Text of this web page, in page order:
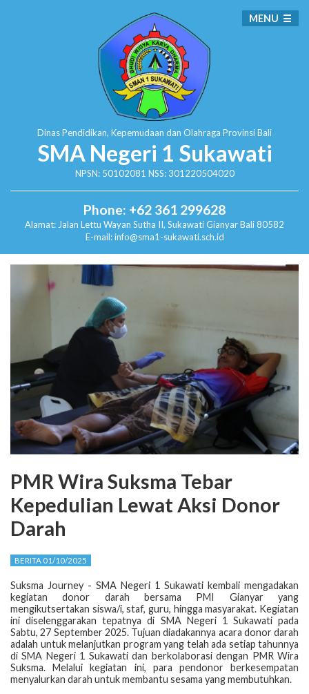
Dinas Pendidikan, Kepemudaan dan Olahraga Provinsi Bali
SMA Negeri 1 Sukawati
NPSN: 50102081 NSS: 301220504020
Phone: +62 361 299628
Alamat: Jalan Lettu Wayan Sutha II, SukawatiGianyar Bali 80582
E-mail: info@sma1-sukawati.sch.id
MENU
PMR Wira Suksma Tebar
Kepedulian Lewat Aksi Donor
Darah
BERITA 01/10/2025
Suksma Journey - SMA Negeri 1 Sukawati kembali mengadakan
kegiatan donor darah bersama PMI Gianyar yang
mengikutsertakan siswa/i, staf, guru, hingga masyarakat. Kegiatan
ini diselenggarakan tepatnya di SMA Negeri 1 Sukawati pada
Sabtu, 27 September 2025. Tujuan diadakannya acara donor darah
adalah untuk melanjutkan program yang telah ada setiap tahunnya
di SMA Negeri 1 Sukawati dan berkolaborasi dengan PMR Wira
Suksma. Melalui kegiatan ini, para pendonor berkesempatan
menyalurkan darah untuk membantu sesama yang membutuhkan.